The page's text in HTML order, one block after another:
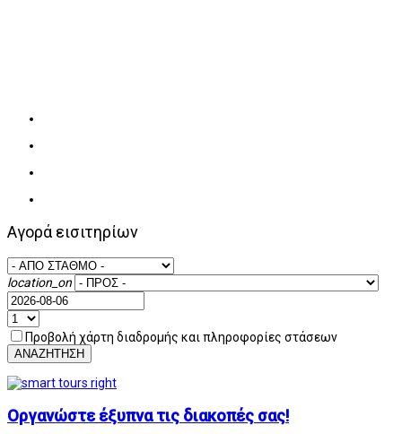
Αγορά εισιτηρίων
location_on
Προβολή χάρτη διαδρομής και πληροφορίες στάσεων
ΑΝΑΖΗΤΗΣΗ
Οργανώστε έξυπνα τις διακοπές σας!